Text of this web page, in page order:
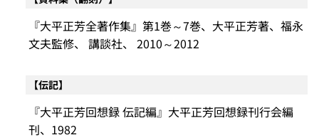
『大平正芳全著作集』第1巻～7巻、大平正芳著、福永
文夫監修、 講談社、 2010～2012
【伝記】
『大平正芳回想録 伝記編』大平正芳回想録刊行会編
刊、1982